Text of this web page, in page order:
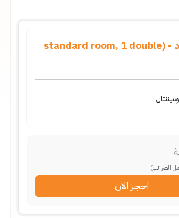
غرفة ستاندرد - (standard room, 1 double
الضرائب)
احجز الان